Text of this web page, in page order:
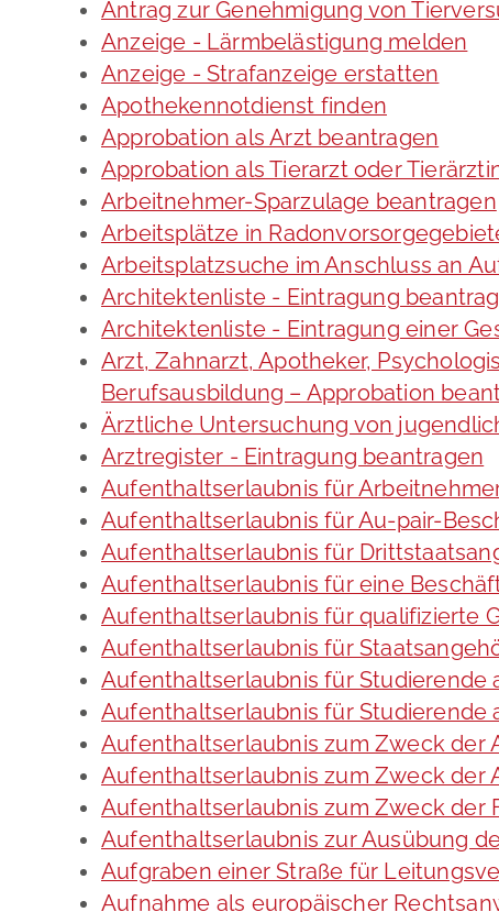
Antrag zur Genehmigung von
Anzeige - Lärmbelästigung melden
Anzeige - Strafanzeige erstatten
Apothekennotdienst finden
Approbation als Arzt beantragen
Approbation als Tierarzt oder
Arbeitnehmer-Sparzulage beantragen
Arbeitsplätze in
Arbeitsplatzsuche im Anschluss an
Architektenliste - Eintragung
Architektenliste - Eintragung einer
Arzt, Zahnarzt, Apotheker,
Berufsausbildung – Approbation
Ärztliche Untersuchung von
Arztregister - Eintragung beantragen
Aufenthaltserlaubnis für
Aufenthaltserlaubnis für Au-pair-
Aufenthaltserlaubnis für
Aufenthaltserlaubnis für eine
Aufenthaltserlaubnis für qualifizierte
Aufenthaltserlaubnis für
Aufenthaltserlaubnis für Studierende
Aufenthaltserlaubnis für Studierende
Aufenthaltserlaubnis zum Zweck der
Aufenthaltserlaubnis zum Zweck der
Aufenthaltserlaubnis zum Zweck der
Aufenthaltserlaubnis zur Ausübung
Aufgraben einer Straße für
Aufnahme als europäischer